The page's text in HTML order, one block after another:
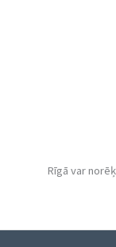
Rīgā var